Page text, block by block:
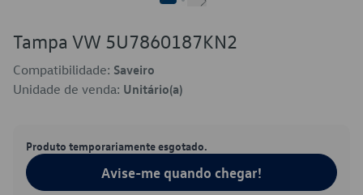
Tampa VW 5U7860187KN2
Compatibilidade: Saveiro
Unidade de venda: Unitário(a)
Produto temporariamente esgotado.
Avise-me quando chegar!